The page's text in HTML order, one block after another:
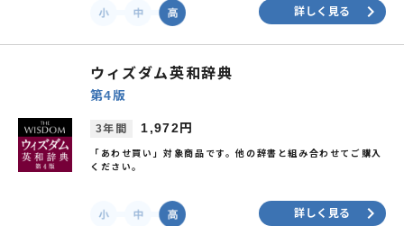
詳しく見る keyboard_arrow_right
ウィズダム英和辞典
第4版
3年間 1,972円
「あわせ買い」対象商品です。他の辞書と組み合わせてご購入
ください。
詳しく見る keyboard_arrow_right